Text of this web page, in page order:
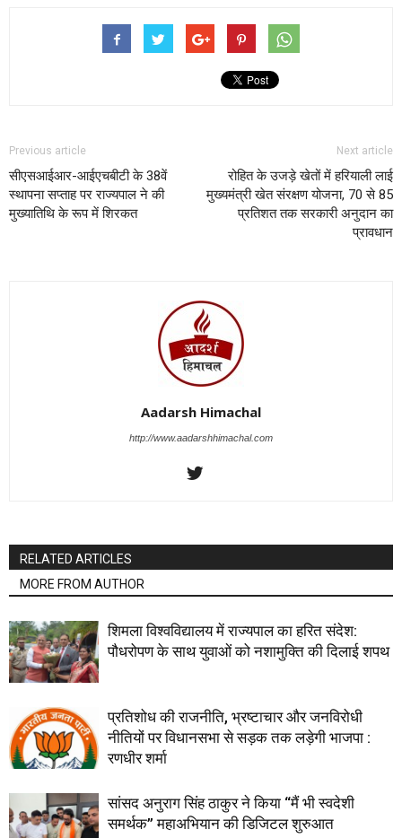
Previous article
सीएसआईआर-आईएचबीटी के 38वें
स्थापना सप्ताह पर राज्यपाल ने की
मुख्यातिथि के रूप में शिरकत
Next article
रोहित के उजड़े खेतों में हरियाली लाई
मुख्यमंत्री खेत संरक्षण योजना, 70 से 85
प्रतिशत तक सरकारी अनुदान का
प्रावधान
Aadarsh Himachal
http://www.aadarshhimachal.com
RELATED ARTICLES
MORE FROM AUTHOR
शिमला विश्वविद्यालय में राज्यपाल का हरित संदेश:
पौधरोपण के साथ युवाओं को नशामुक्ति की दिलाई शपथ
प्रतिशोध की राजनीति, भ्रष्टाचार और जनविरोधी
नीतियों पर विधानसभा से सड़क तक लड़ेगी भाजपा :
रणधीर शर्मा
सांसद अनुराग सिंह ठाकुर ने किया “मैं भी स्वदेशी
समर्थक” महाअभियान की डिजिटल शुरुआत